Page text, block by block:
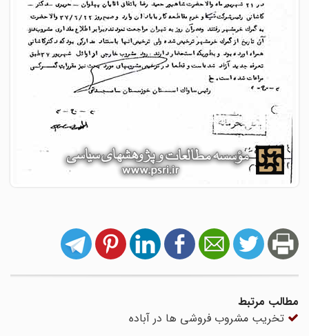
مطالب مرتبط
تخریب مشروب فروشی ها در آباده